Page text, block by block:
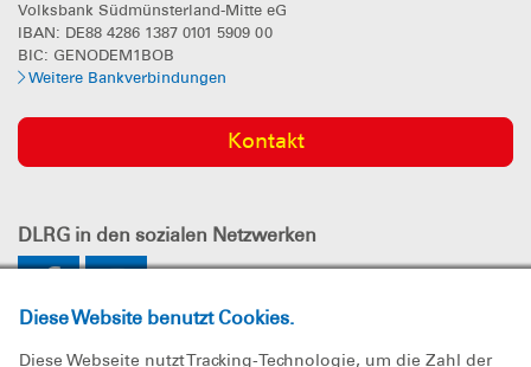
Diese Website benutzt Cookies.
Diese Webseite nutzt Tracking-Technologie, um die Zahl der
Volksbank Südmünsterland-Mitte eG
IBAN: DE88 4286 1387 0101 5909 00
BIC: GENODEM1BOB
Weitere Bankverbindungen
Kontakt
DLRG in den sozialen Netzwerken